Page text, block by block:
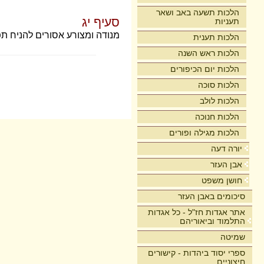
הלכות תשעה באב ושאר
תעניות
הלכות תענית
הלכות ראש השנה
הלכות יום הכיפורים
הלכות סוכה
הלכות לולב
הלכות חנוכה
הלכות מגילה ופורים
יורה דעה
אבן העזר
חושן משפט
סיכומים באבן העזר
אתר אגדות חז"ל - כל אגדות
התלמוד וביאוריהם
שמיטה
ספרי יסוד ביהדות - קישורים
חיצוניים
סעיף יג
מנודה ומצורע אסורים להניח